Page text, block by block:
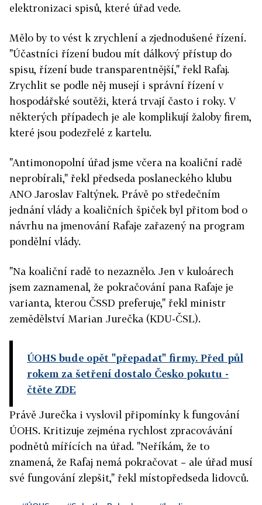
elektronizaci spisů, které úřad vede.
Mělo by to vést k zrychlení a zjednodušené řízení.
"Účastníci řízení budou mít dálkový přístup do
spisu, řízení bude transparentnější," řekl Rafaj.
Zrychlit se podle něj musejí i správní řízení v
hospodářské soutěži, která trvají často i roky. V
některých případech je ale komplikují žaloby firem,
které jsou podezřelé z kartelu.
"Antimonopolní úřad jsme včera na koaliční radě
neprobírali," řekl předseda poslaneckého klubu
ANO Jaroslav Faltýnek. Právě po středečním
jednání vlády a koaličních špiček byl přitom bod o
návrhu na jmenování Rafaje zařazený na program
pondělní vlády.
"Na koaliční radě to nezaznělo. Jen v kuloárech
jsem zaznamenal, že pokračování pana Rafaje je
varianta, kterou ČSSD preferuje," řekl ministr
zemědělství Marian Jurečka (KDU-ČSL).
ÚOHS bude opět "přepadat" firmy. Před půl
rokem za šetření dostalo Česko pokutu -
čtěte ZDE
Právě Jurečka i vyslovil připomínky k fungování
ÚOHS. Kritizuje zejména rychlost zpracovávání
podnětů mířících na úřad. "Neříkám, že to
znamená, že Rafaj nemá pokračovat – ale úřad musí
své fungování zlepšit," řekl místopředseda lidovců.